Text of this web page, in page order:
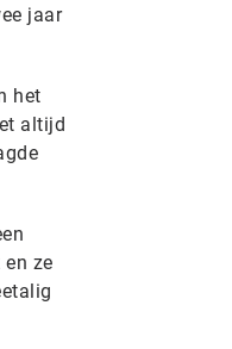
jaar
het
altijd
ze